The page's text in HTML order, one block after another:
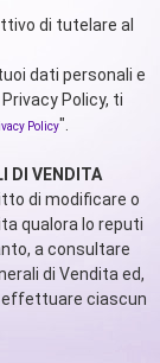
di tutelare al
dati personali e
Policy, ti
Policy".
DI VENDITA
di modificare o
qualora lo reputi
a consultare
di Vendita ed,
effettuare ciascun